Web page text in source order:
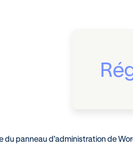
du panneau d’administration de